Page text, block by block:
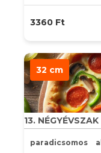
3360 Ft
32 cm
13. NÉGYÉVSZAK
paradicsomos